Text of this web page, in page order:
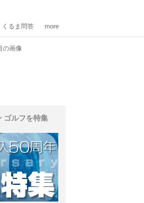
くるま問答 more
の画像
ゴルフを特集